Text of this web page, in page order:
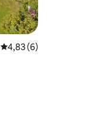
Durchschnittliche
4,83 (6)